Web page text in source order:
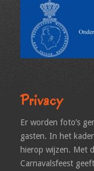
Privacy
Er worden foto’s
gasten. In het
hierop wijzen. Met
Carnavalsfeest